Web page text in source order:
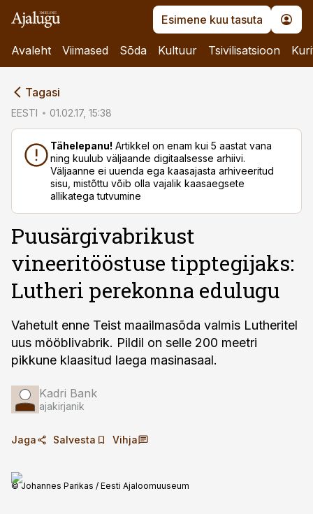
Esimene kuu tasuta
Avaleht Viimased Sõda Kultuur Tsivilisatsioon
Tagasi
EESTI 01.02.17, 15:38
Tähelepanu! Artikkel on enam kui 5 aastat vana
ning kuulub väljaande digitaalsesse arhiivi.
Väljaanne ei uuenda ega kaasajasta arhiveeritud
sisu, mistõttu võib olla vajalik kaasaegsete
allikatega tutvumine
Puusärgivabrikust
vineeritööstuse tipptegijaks:
Lutheri perekonna edulugu
Vahetult enne Teist maailmasõda valmis Lutheritel
uus mööbli­vabrik. Pildil on selle 200 meetri
pikkune klaasitud laega masinasaal.
Kadri Bank
ajakirjanik
Jaga Salvesta Vihja
© Johannes Parikas / Eesti Ajaloomuuseum